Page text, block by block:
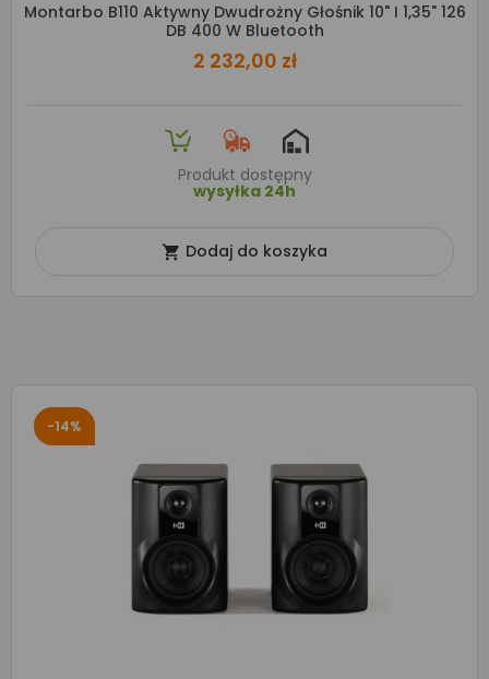
Montarbo B110 Aktywny Dwudrożny Głośnik 10" I 1,35" 126
DB 400 W Bluetooth
2 232,00 zł
Produkt dostępny
wysyłka 24h
 Dodaj do koszyka
-14%